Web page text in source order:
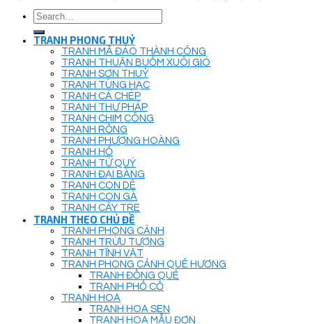
Search
for:
TRANH PHONG THUỶ
TRANH MÃ ĐÁO THÀNH CÔNG
TRANH THUẬN BUỒM XUÔI GIÓ
TRANH SƠN THUỶ
TRANH TÙNG HẠC
TRANH CÁ CHÉP
TRANH THƯ PHÁP
TRANH CHIM CÔNG
TRANH RỒNG
TRANH PHƯỢNG HOÀNG
TRANH HỔ
TRANH TỨ QUÝ
TRANH ĐẠI BÀNG
TRANH CON DÊ
TRANH CON GÀ
TRANH CÂY TRE
TRANH THEO CHỦ ĐỀ
TRANH PHONG CẢNH
TRANH TRỪU TƯỢNG
TRANH TĨNH VẬT
TRANH PHONG CẢNH QUÊ HƯƠNG
TRANH ĐỒNG QUÊ
TRANH PHỐ CỔ
TRANH HOA
TRANH HOA SEN
TRANH HOA MẪU ĐƠN